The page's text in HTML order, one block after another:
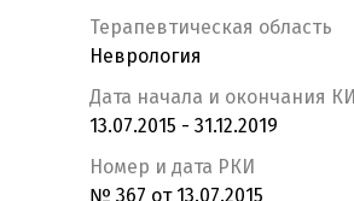
Терапевтическая область
Неврология
Дата начала и окончания КИ
13.07.2015 - 31.12.2019
Номер и дата РКИ
№ 367 от 13.07.2015